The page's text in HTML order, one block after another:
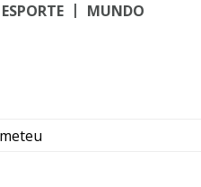
ESPORTE MUNDO